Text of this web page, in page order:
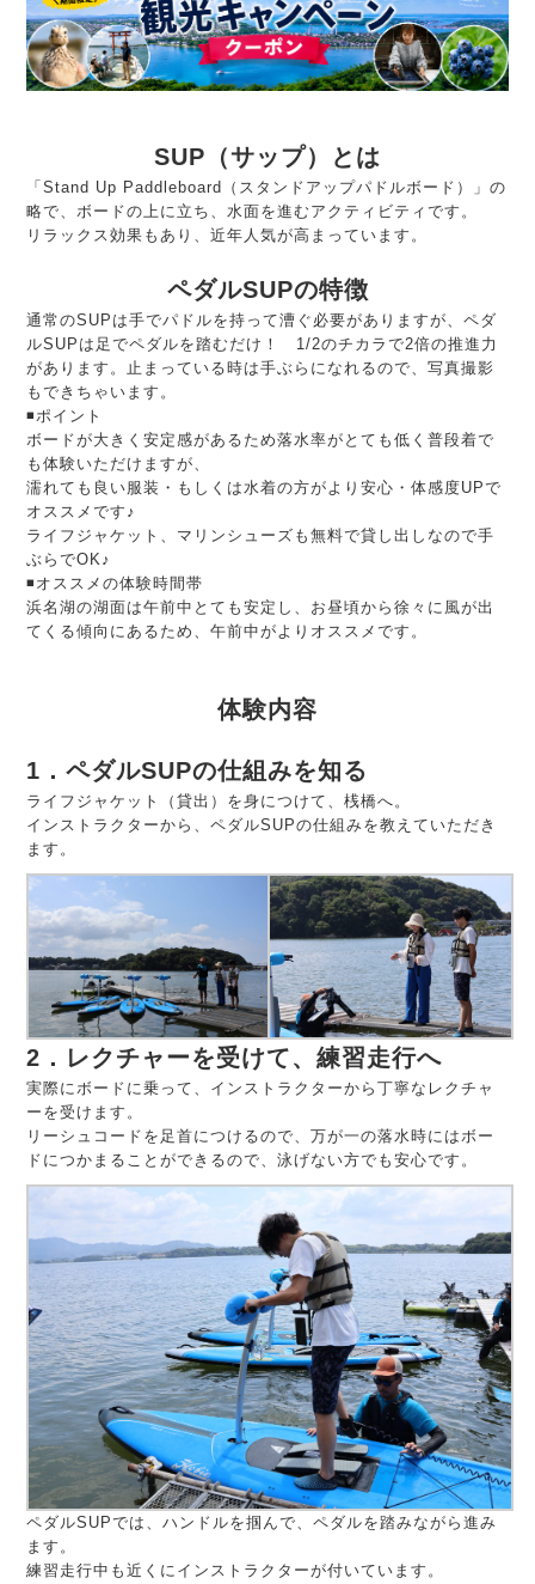
SUP（サップ）とは
「Stand Up Paddleboard（スタンドアップパドルボード）」の
略で、ボードの上に立ち、水面を進むアクティビティです。
リラックス効果もあり、近年人気が高まっています。
ペダルSUPの特徴
通常のSUPは手でパドルを持って漕ぐ必要がありますが、ペダ
ルSUPは足でペダルを踏むだけ！ 1/2のチカラで2倍の推進力
があります。止まっている時は手ぶらになれるので、写真撮影
もできちゃいます。
◾️ポイント
ボードが大きく安定感があるため落水率がとても低く普段着で
も体験いただけますが、
濡れても良い服装・もしくは水着の方がより安心・体感度UPで
オススメです♪
ライフジャケット、マリンシューズも無料で貸し出しなので手
ぶらでOK♪
◾️オススメの体験時間帯
浜名湖の湖面は午前中とても安定し、お昼頃から徐々に風が出
てくる傾向にあるため、午前中がよりオススメです。
体験内容
1．ペダルSUPの仕組みを知る
ライフジャケット（貸出）を身につけて、桟橋へ。
インストラクターから、ペダルSUPの仕組みを教えていただき
ます。
2．レクチャーを受けて、練習走行へ
実際にボードに乗って、インストラクターから丁寧なレクチャ
ーを受けます。
リーシュコードを足首につけるので、万が一の落水時にはボー
ドにつかまることができるので、泳げない方でも安心です。
ペダルSUPでは、ハンドルを掴んで、ペダルを踏みながら進み
ます。
練習走行中も近くにインストラクターが付いています。